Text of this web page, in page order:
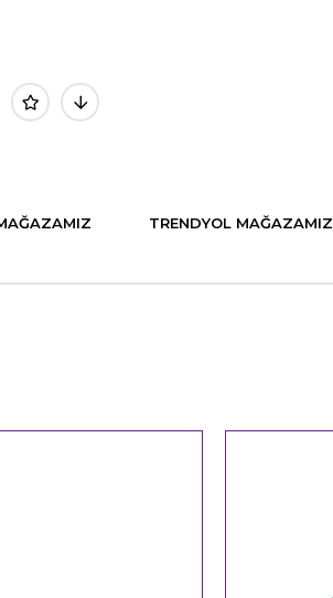
TRENDYOL MAĞAZAMIZ